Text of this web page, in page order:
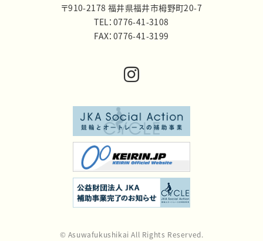
〒910-2178 福井県福井市栂野町20-7
TEL：0776-41-3108
FAX：0776-41-3199
© Asuwafukushikai All Rights Reserved.